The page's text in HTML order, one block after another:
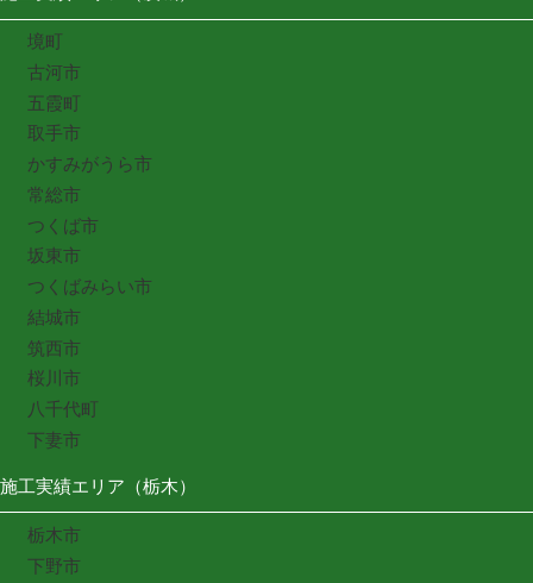
境町
古河市
五霞町
取手市
かすみがうら市
常総市
つくば市
坂東市
つくばみらい市
結城市
筑西市
桜川市
八千代町
下妻市
施工実績エリア（栃木）
栃木市
下野市